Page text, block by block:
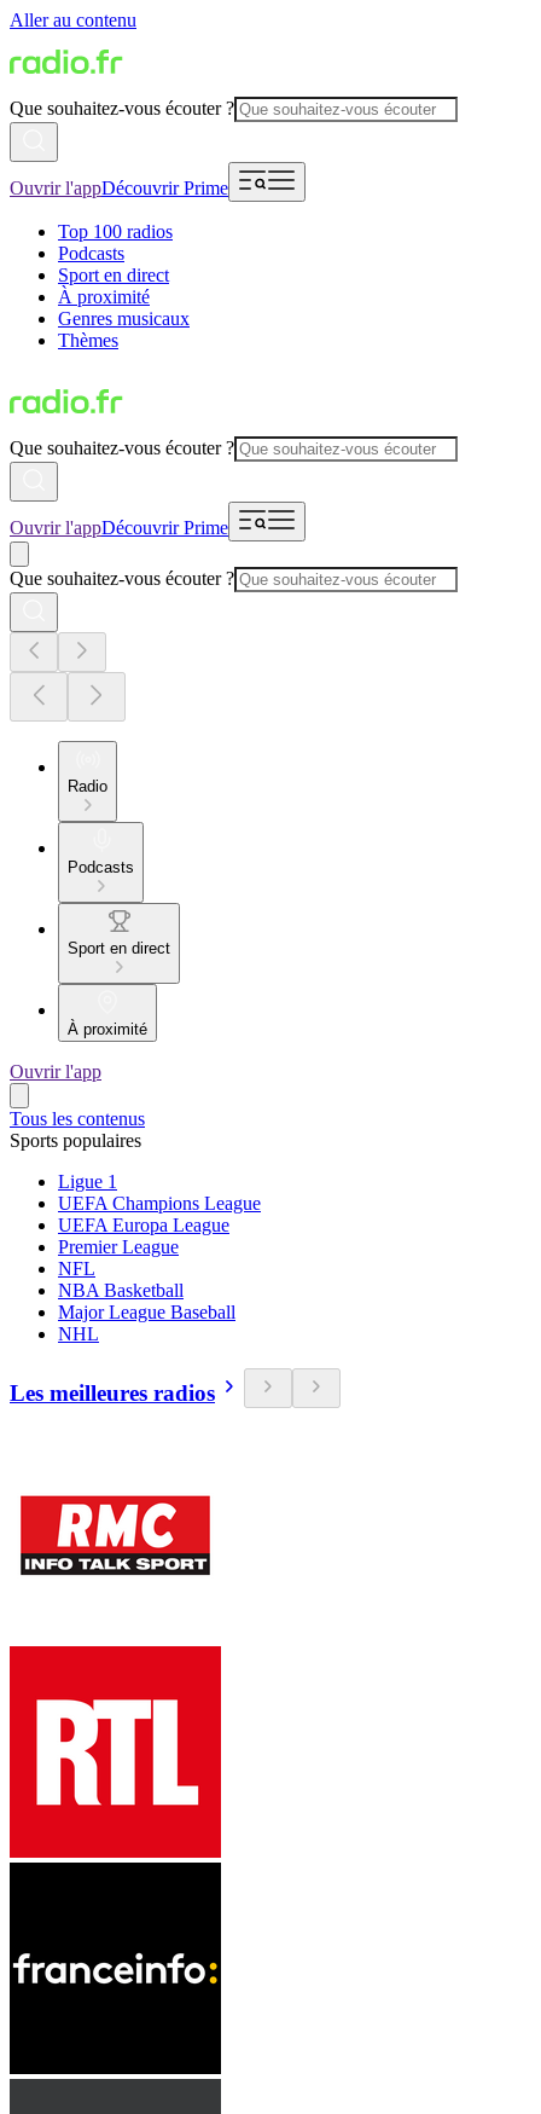
Aller au contenu
Que souhaitez-vous écouter ?
Ouvrir l'appDécouvrir Prime
Top 100 radios
Podcasts
Sport en direct
À proximité
Genres musicaux
Thèmes
Que souhaitez-vous écouter ?
Ouvrir l'appDécouvrir Prime
Que souhaitez-vous écouter ?
Radio
Podcasts
Sport en direct
À proximité
Ouvrir l'app
Tous les contenus
Sports populaires
Ligue 1
UEFA Champions League
UEFA Europa League
Premier League
NFL
NBA Basketball
Major League Baseball
NHL
Les meilleures radios